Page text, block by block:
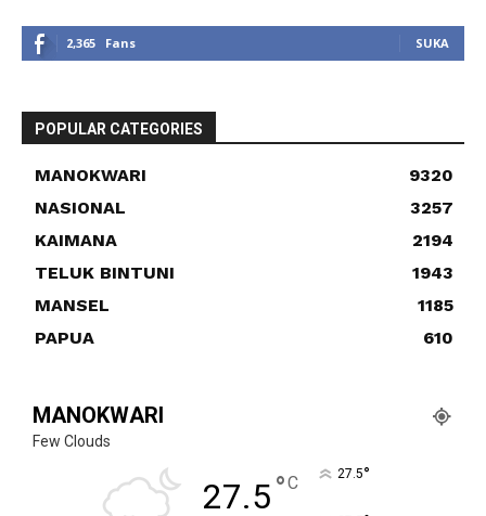
2,365 Fans SUKA
POPULAR CATEGORIES
MANOKWARI
9320
NASIONAL
3257
KAIMANA
2194
TELUK BINTUNI
1943
MANSEL
1185
PAPUA
610
MANOKWARI
Few Clouds
27.5°C 27.5°